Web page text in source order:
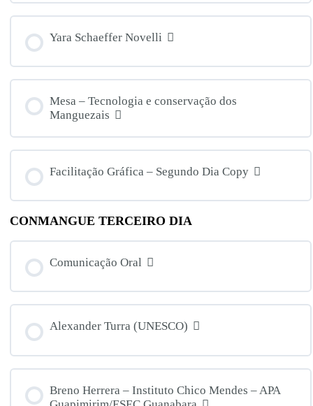
Yara Schaeffer Novelli
Mesa – Tecnologia e conservação dos
Manguezais
Facilitação Gráfica – Segundo Dia Copy
CONMANGUE TERCEIRO DIA
Comunicação Oral
Alexander Turra (UNESCO)
Breno Herrera – Instituto Chico Mendes – APA